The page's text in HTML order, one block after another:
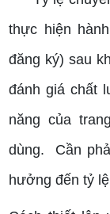
thực hiện
đăng ký) sau
đánh giá chất
năng của
dùng.
Cần
hưởng đến tỷ